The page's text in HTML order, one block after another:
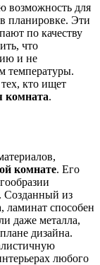
возможность для
планировке. Эти
по качеству
что
и не
температуры.
кто ищет
комната.
комнате. Его
Созданный из
ламинат способен
даже металла,
дизайна.
любого